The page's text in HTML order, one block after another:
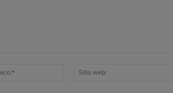
Correo